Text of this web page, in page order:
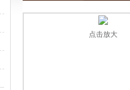
点击放大